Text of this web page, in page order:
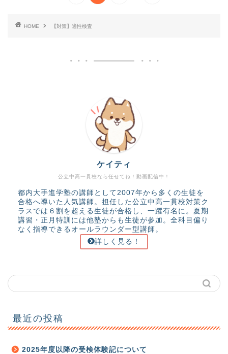
HOME 【対策】適性検査
公立中高一貫校なら任せてね！動画配信中！
ケイティ
都内大手進学塾の講師として2007年から多くの生徒を
合格へ導いた人気講師。担任した公立中高一貫校対策ク
ラスでは６割を超える生徒が合格し、一躍有名に。夏期
講習・正月特訓には他塾からも生徒が参加。全科目偏り
なく指導できるオールラウンダー型講師。
詳しく見る！
最近の投稿
2025年度以降の受検体験記について